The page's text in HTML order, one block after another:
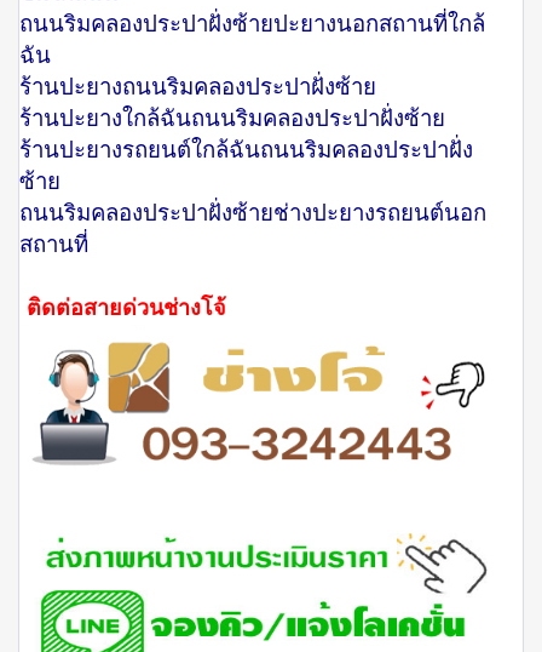
ถนนริมคลองประปาฝั่งซ้ายปะยางนอกสถานที่ใกล้
ฉัน
ร้านปะยางถนนริมคลองประปาฝั่งซ้าย
ร้านปะยางใกล้ฉันถนนริมคลองประปาฝั่งซ้าย
ร้านปะยางรถยนต์ใกล้ฉันถนนริมคลองประปาฝั่ง
ซ้าย
ถนนริมคลองประปาฝั่งซ้ายช่างปะยางรถยนต์นอก
สถานที่
ติดต่อสายด่วนช่างโจ้